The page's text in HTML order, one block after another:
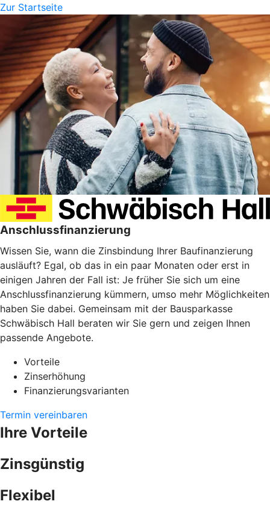
Zur Startseite
Anschlussfinanzierung
Wissen Sie, wann die Zinsbindung Ihrer Baufinanzierung
ausläuft? Egal, ob das in ein paar Monaten oder erst in
einigen Jahren der Fall ist: Je früher Sie sich um eine
Anschlussfinanzierung kümmern, umso mehr Möglichkeiten
haben Sie dabei. Gemeinsam mit der Bausparkasse
Schwäbisch Hall beraten wir Sie gern und zeigen Ihnen
passende Angebote.
Vorteile
Zinserhöhung
Finanzierungsvarianten
Termin vereinbaren
Ihre Vorteile
Zinsgünstig
Flexibel